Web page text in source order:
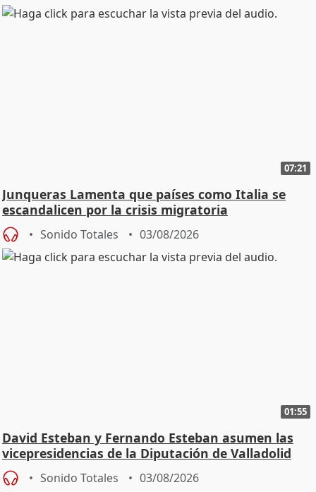
07:21
Junqueras Lamenta que países como Italia se
escandalicen por la crisis migratoria
Sonido Totales 03/08/2026
01:55
David Esteban y Fernando Esteban asumen las
vicepresidencias de la Diputación de Valladolid
Sonido Totales 03/08/2026